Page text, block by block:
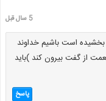
5 سال قبل
بخشیده است باشیم خداوند
از گفت بیرون کند )باید
پاسخ